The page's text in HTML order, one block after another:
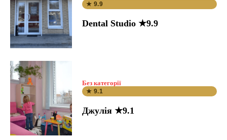
★ 9.9
Dental Studio ★9.9
Без категорії
★ 9.1
Джулія ★9.1